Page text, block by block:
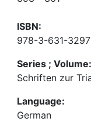
ISBN:
978-3-631-
Series ; Volume:
Schriften zur
Language:
German